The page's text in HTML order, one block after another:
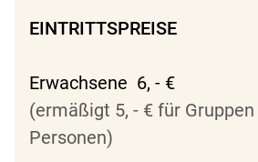
EINTRITTSPREISE
Erwachsene 6, - €
(ermäßigt 5, - € für Gruppen
Personen)